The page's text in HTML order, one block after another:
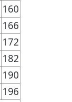
160
166
172
182
190
196